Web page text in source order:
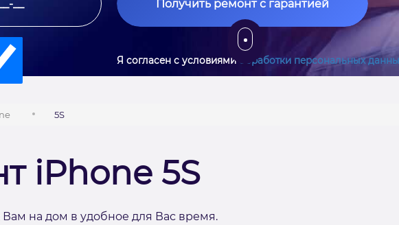
Получить ремонт с гарантией
Я согласен с условиями обработки персональных
5S
iPhone 5S
на дом в удобное для Вас время.